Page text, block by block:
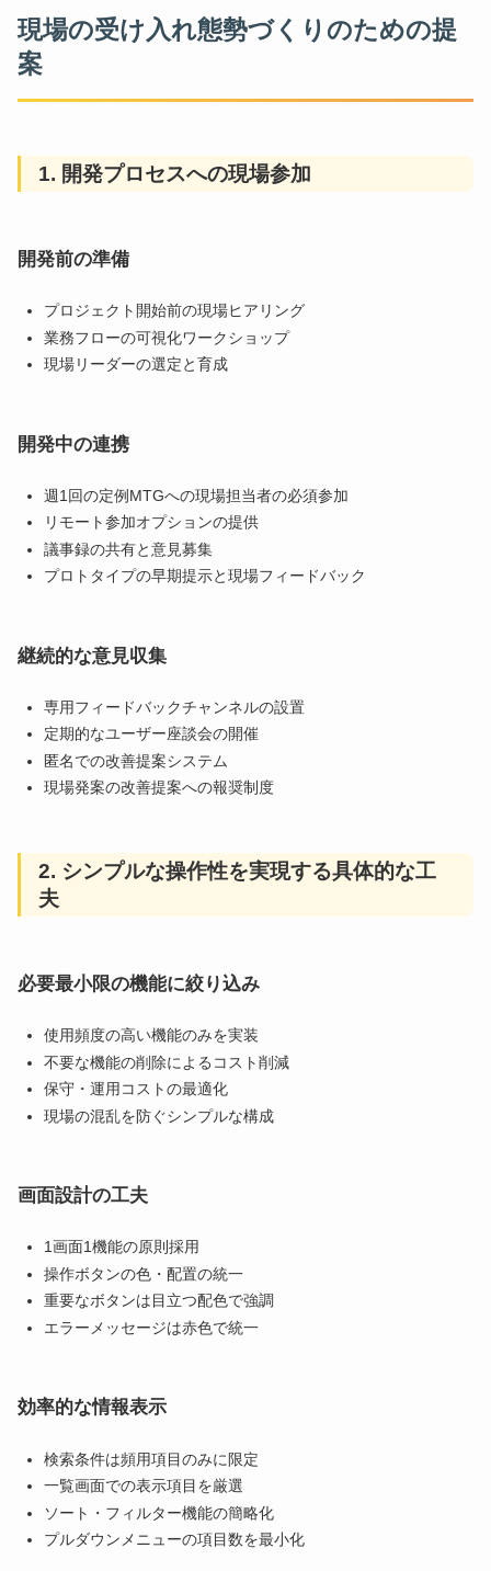
現場の受け入れ態勢づくりのための提
案
1. 開発プロセスへの現場参加
開発前の準備
プロジェクト開始前の現場ヒアリング
業務フローの可視化ワークショップ
現場リーダーの選定と育成
開発中の連携
週1回の定例MTGへの現場担当者の必須参加
リモート参加オプションの提供
議事録の共有と意見募集
プロトタイプの早期提示と現場フィードバック
継続的な意見収集
専用フィードバックチャンネルの設置
定期的なユーザー座談会の開催
匿名での改善提案システム
現場発案の改善提案への報奨制度
2. シンプルな操作性を実現する具体的な工
夫
必要最小限の機能に絞り込み
使用頻度の高い機能のみを実装
不要な機能の削除によるコスト削減
保守・運用コストの最適化
現場の混乱を防ぐシンプルな構成
画面設計の工夫
1画面1機能の原則採用
操作ボタンの色・配置の統一
重要なボタンは目立つ配色で強調
エラーメッセージは赤色で統一
効率的な情報表示
検索条件は頻用項目のみに限定
一覧画面での表示項目を厳選
ソート・フィルター機能の簡略化
プルダウンメニューの項目数を最小化